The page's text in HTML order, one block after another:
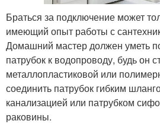
Браться за подключение может
имеющий опыт работы с
Домашний мастер должен уметь
патрубок к водопроводу, будь он
металлопластиковой или
соединить патрубок гибким
канализацией или патрубком
раковины.